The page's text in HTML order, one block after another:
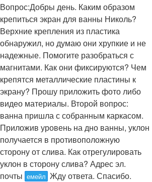
Вопрос:Добры день. Каким образом
крепиться экран для ванны Николь?
Верхние крепления из пластика
обнаружил, но думаю они хрупкие и не
надежные. Помогите разобраться с
магнитами. Как они фиксируются? Чем
крепятся металлические пластины к
экрану? Прошу приложить фото либо
видео материалы. Второй вопрос:
ванна пришла с собранным каркасом.
Приложив уровень на дно ванны, уклон
получается в противоположную
сторону от слива. Как отрегулировать
уклон в сторону слива? Адрес эл.
почты емейл Жду ответа. Спасибо.